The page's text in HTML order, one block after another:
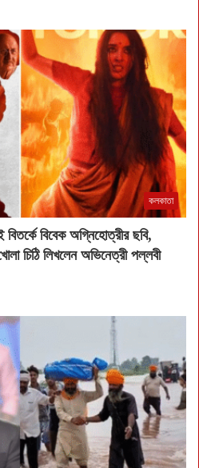
কলকাতা
বিবেক অগ্নিহোত্রীর ছবি,
চিঠি লিখলেন অভিনেত্রী পল্লবী